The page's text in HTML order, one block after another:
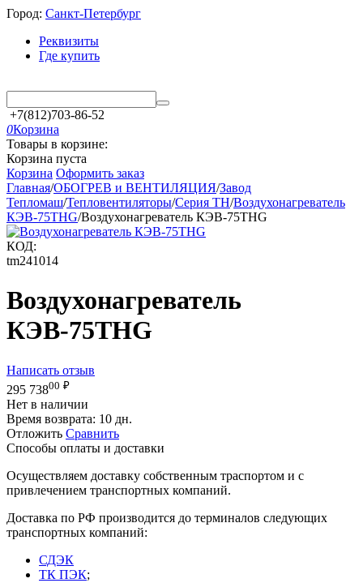
Город: Санкт-Петербург
Реквизиты
Где купить
+7(812)703-86-52
0Корзина
Товары в корзине:
Корзина пуста
Корзина Оформить заказ
Главная/ОБОГРЕВ и ВЕНТИЛЯЦИЯ/Завод
Тепломаш/Тепловентиляторы/Серия TH/Воздухонагреватель
КЭВ-75THG/Воздухонагреватель КЭВ-75THG
КОД:
tm241014
Воздухонагреватель
КЭВ-75THG
Написать отзыв
295 73800 ₽
Нет в наличии
Время возврата: 10 дн.
Отложить Сравнить
Способы оплаты и доставки
Осуществляем доставку собственным траспортом и с
привлечением транспортных компаний.
Доставка по РФ производится до терминалов следующих
транспортных компаний:
СДЭК
ТК ПЭК;